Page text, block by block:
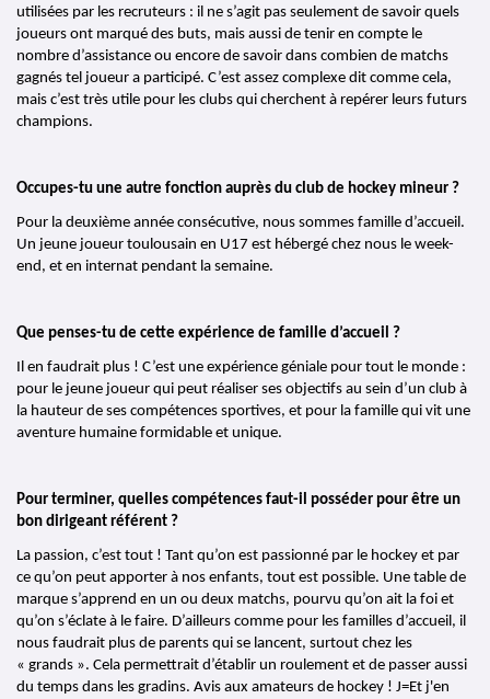
utilisées par les recruteurs : il ne s’agit pas seulement de savoir quels
joueurs ont marqué des buts, mais aussi de tenir en compte le
nombre d’assistance ou encore de savoir dans combien de matchs
gagnés tel joueur a participé. C’est assez complexe dit comme cela,
mais c’est très utile pour les clubs qui cherchent à repérer leurs futurs
champions.
Occupes-tu une autre fonction auprès du club de hockey mineur ?
Pour la deuxième année consécutive, nous sommes famille d’accueil.
Un jeune joueur toulousain en U17 est hébergé chez nous le week-
end, et en internat pendant la semaine.
Que penses-tu de cette expérience de famille d’accueil ?
Il en faudrait plus ! C’est une expérience géniale pour tout le monde :
pour le jeune joueur qui peut réaliser ses objectifs au sein d’un club à
la hauteur de ses compétences sportives, et pour la famille qui vit une
aventure humaine formidable et unique.
Pour terminer, quelles compétences faut-il posséder pour être un
bon dirigeant référent ?
La passion, c’est tout ! Tant qu’on est passionné par le hockey et par
ce qu’on peut apporter à nos enfants, tout est possible. Une table de
marque s’apprend en un ou deux matchs, pourvu qu’on ait la foi et
qu’on s’éclate à le faire. D’ailleurs comme pour les familles d’accueil, il
nous faudrait plus de parents qui se lancent, surtout chez les
« grands ». Cela permettrait d’établir un roulement et de passer aussi
du temps dans les gradins. Avis aux amateurs de hockey ! J=Et j'en